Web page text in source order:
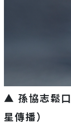
▲ 孫協志鬆
星傳播）